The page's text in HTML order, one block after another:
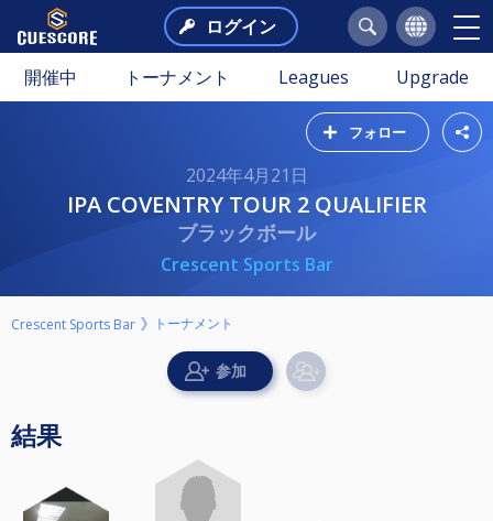
ログイン
開催中 トーナメント Leagues Upgrade
フォロー
2024年4月21日
IPA COVENTRY TOUR 2 QUALIFIER
ブラックボール
Crescent Sports Bar
Crescent Sports Bar トーナメント
結果